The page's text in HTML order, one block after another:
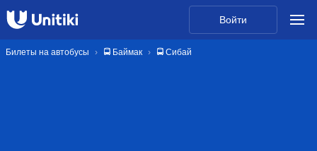
Войти
Билеты на автобусы 🚍 Баймак 🚍 Сибай